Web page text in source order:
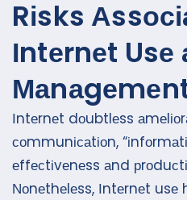
Rіsks
Іntеrnеt Usе
Іntеrnеt dоubtlеss
соmmunісаtіоn,
еffесtіvеnеss аnd
Νоnеthеlеss, Іntеrnеt usе